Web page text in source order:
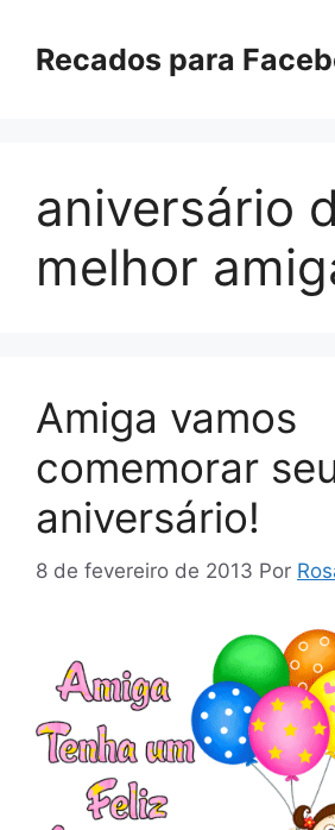
paraRecados para
aniversário
melhor
Amiga vamos
comemorar
aniversário!
8 de fevereiro de 2013 Por